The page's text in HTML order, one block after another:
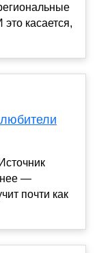
касается,
—
почти как